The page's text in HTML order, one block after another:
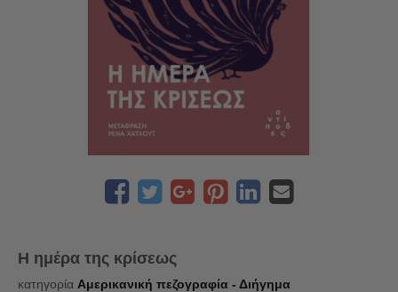
Η ημέρα της κρίσεως
κατηγορία Αμερικανική πεζογραφία - Διήγημα